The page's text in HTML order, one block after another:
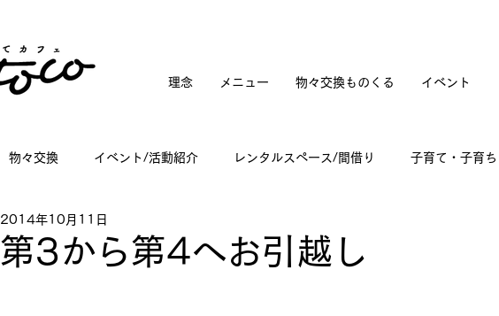
理念 メニュー 物々交換ものくる イベント
物々交換 イベント/活動紹介 レンタルスペース/間借り 子育て・子育ち
講座情報
第3から第4へお引越し
2014年10月11日